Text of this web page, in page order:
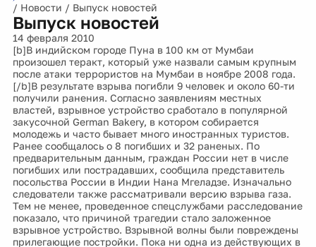
/ Новости / Выпуск новостей
Выпуск новостей
14 февраля 2010
[b]В индийском городе Пуна в 100 км от Мумбаи
произошел теракт, который уже назвали самым крупным
после атаки террористов на Мумбаи в ноябре 2008 года.
[/b]В результате взрыва погибли 9 человек и около 60-ти
получили ранения. Согласно заявлениям местных
властей, взрывное устройство сработало в популярной
закусочной German Bakery, в котором собирается
молодежь и часто бывает много иностранных туристов.
Ранее сообщалось о 8 погибших и 32 раненых. По
предварительным данным, граждан России нет в числе
погибших или пострадавших, сообщила представитель
посольства России в Индии Нана Мгеладзе. Изначально
следователи также рассматривали версию взрыва газа.
Тем не менее, проведенное спецслужбами расследование
показало, что причиной трагедии стало заложенное
взрывное устройство. Взрывной волны были повреждены
прилегающие постройки. Пока ни одна из действующих в